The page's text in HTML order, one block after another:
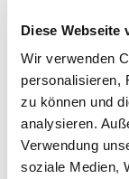
Diese Webseite
Wir verwenden
personalisieren,
zu können und
analysieren.
Verwendung
soziale Medien,